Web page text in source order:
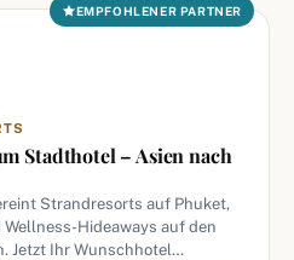
EMPFOHLENER PARTNER
Stadthotel – Asien nach
Strandresorts auf Phuket,
Hideaways auf den
Jetzt Ihr Wunschhotel